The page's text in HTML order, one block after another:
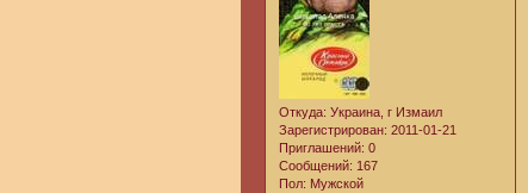
Откуда: Украина, г Измаил
Зарегистрирован: 2011-01-21
Приглашений: 0
Сообщений: 167
Пол: Мужской